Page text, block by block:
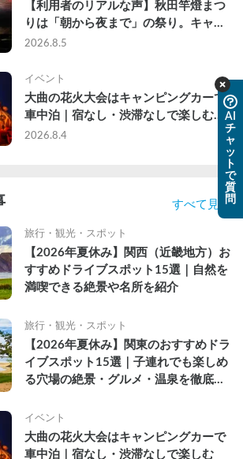
【利用者のリアルな声】秋田竿燈まつ
りは「朝から夜まで」の祭り。キャン
ピングカーで行った2組の記録
2026.8.5
イベント
大曲の花火大会はキャンピングカーで
車中泊｜宿なし・渋滞なしで楽しむ
2026年完全ガイド
2026.8.4
すべて見る
旅行・観光・スポット
【2026年夏休み】関西（近畿地方）お
すすめドライブスポット15選｜自然を
満喫できる絶景や名所を紹介
旅行・観光・スポット
【2026年夏休み】関東のおすすめドラ
イブスポット15選｜子連れでも楽しめ
る穴場の絶景・グルメ・温泉を徹底解
イベント
大曲の花火大会はキャンピングカーで
車中泊｜宿なし・渋滞なしで楽しむ
AI
チ
ャ
ッ
ト
で
質
問